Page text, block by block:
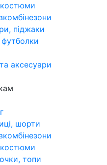
піджаки
аксесуари
шорти
топи